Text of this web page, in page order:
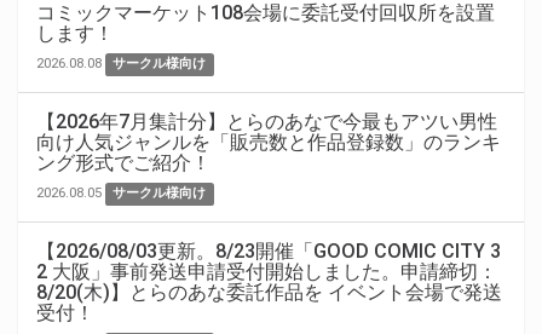
コミックマーケット108会場に委託受付回収所を設置
します！
2026.08.08 サークル様向け
【2026年7月集計分】とらのあなで今最もアツい男性
向け人気ジャンルを「販売数と作品登録数」のランキ
ング形式でご紹介！
2026.08.05 サークル様向け
【2026/08/03更新。8/23開催「GOOD COMIC CITY 3
2 大阪」事前発送申請受付開始しました。申請締切：
8/20(木)】とらのあな委託作品を イベント会場で発送
受付！